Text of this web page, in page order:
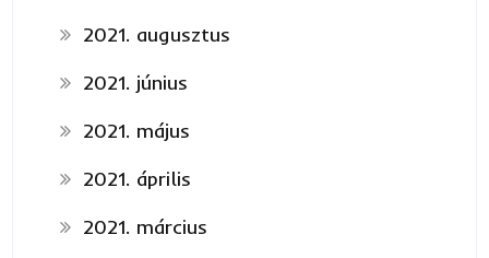
2021. augusztus
2021. június
2021. május
2021. április
2021. március